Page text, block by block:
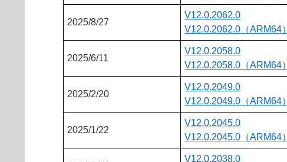
2025/8/27
V12.0.2062.0
V12.0.2062.0（ARM64）
2025/6/11
V12.0.2058.0
V12.0.2058.0（ARM64）
2025/2/20
V12.0.2049.0
V12.0.2049.0（ARM64）
2025/1/22
V12.0.2045.0
V12.0.2045.0（ARM64）
V12.0.2038.0